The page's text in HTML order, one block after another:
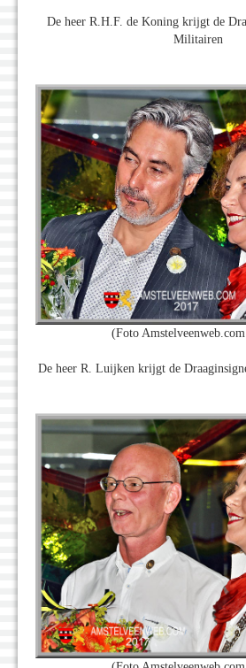
De heer R.H.F. de Koning krijgt de
Militairen
(Foto
De heer R. Luijken krijgt de